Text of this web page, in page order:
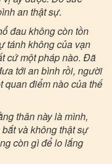
an thật sự.
đau không còn tồn
tánh không của vạn
cứ một pháp nào. Đã
tới an bình rồi, người
quan điểm nào của thế
thân này là mình,
và không thật sự
còn gì để lo lắng